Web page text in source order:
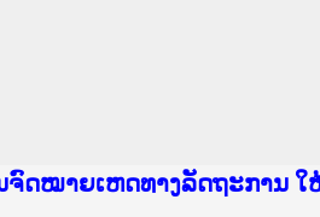
PDR
ຫດທາງລັດຖະການ ແລະ ແອັ
ດໝາຍເຫດທາງລັດຖະການ
ານຈັດຕັ້ງປະຕິບັດວຽກງານຈົ
ນວຽກງານຈົດໝາຍເຫດທາງລັ
ນວຽກງານຈົດໝາຍເຫດທາງລັ
ວ ແລະ ເວັບໄຊຈົດໝາຍເຫດ
ວ ແລະ ເວັບໄຊຈົດໝາຍເຫດ
າຍເຫດທາງລັດຖະການໃຫ້ຜູ້
ດໝາຍເຫດທາງລັດຖະການ ໃ